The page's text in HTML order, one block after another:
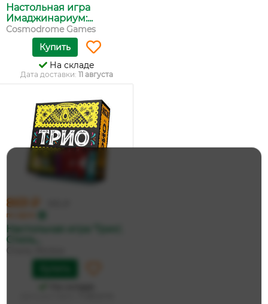
Настольная игра
Имаджинариум:...
Cosmodrome Games
Купить
На складе
Дата доставки: 11 августа
869 ₽
по карте
Настольная игра 'Трио',
Стиль...
Стиль Жизни